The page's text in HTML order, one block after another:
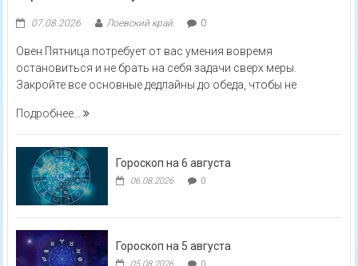
07.08.2026 Лоевский край 0
Овен Пятница потребует от вас умения вовремя
остановиться и не брать на себя задачи сверх меры.
Закройте все основные дедлайны до обеда, чтобы не
Подробнее...
Гороскоп на 6 августа
06.08.2026 0
Гороскоп на 5 августа